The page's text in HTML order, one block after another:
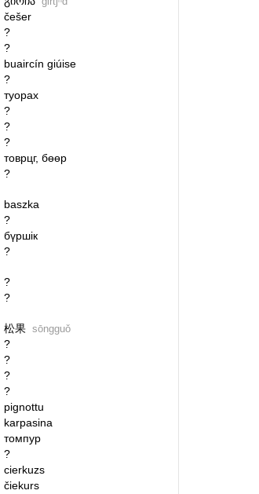
češer
?
?
buaircín giúise
?
туорах
?
?
?
товрцг, бөөр
?
baszka
?
бүршік
?
?
?
松果 sōngguǒ
?
?
?
?
pignottu
karpasina
томпур
?
cierkuzs
čiekurs